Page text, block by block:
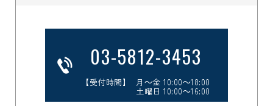
03-5812-3453
【受付時間】 月～金 10:00～18:00
土曜日 10:00～16:00